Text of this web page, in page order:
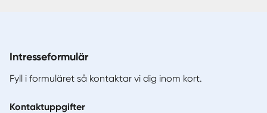
Intresseformulär
Fyll i formuläret så kontaktar vi dig inom kort.
Kontaktuppgifter